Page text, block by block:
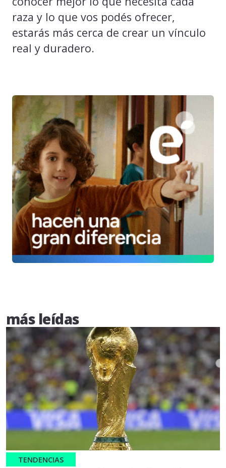
raza y lo que vos podés ofrecer,
estarás más cerca de crear un vínculo
real y duradero.
más leídas
TENDENCIAS